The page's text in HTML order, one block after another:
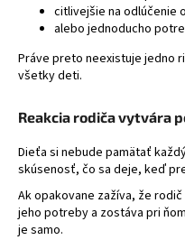
citlivejšie na odlúčenie
alebo jednoducho
Práve preto neexistuje jedno
všetky deti.
Reakcia rodiča vytvára
Dieťa si nebude pamätať
skúsenosť, čo sa deje, keď
Ak opakovane zažíva, že
jeho potreby a zostáva pri
je samo.